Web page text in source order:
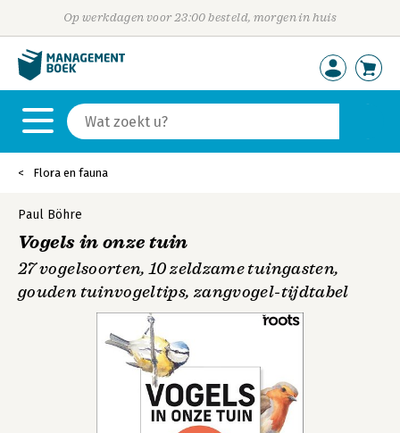
Op werkdagen voor 23:00 besteld, morgen in huis
Flora en fauna
Paul Böhre
Vogels in onze tuin
27 vogelsoorten, 10 zeldzame tuingasten,
gouden tuinvogeltips, zangvogel-tijdtabel